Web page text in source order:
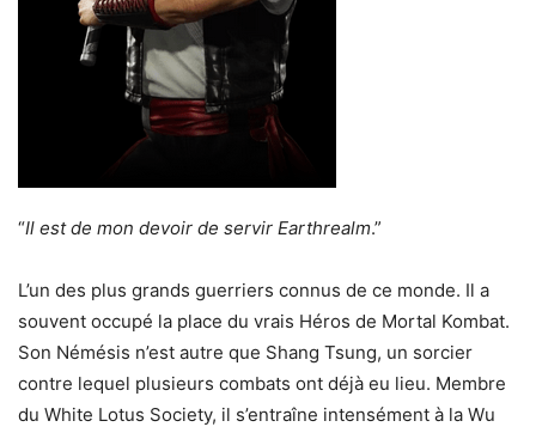
“Il est de mon devoir de servir Earthrealm.”
L’un des plus grands guerriers connus de ce monde. Il a
souvent occupé la place du vrais Héros de Mortal Kombat.
Son Némésis n’est autre que Shang Tsung, un sorcier
contre lequel plusieurs combats ont déjà eu lieu. Membre
du White Lotus Society, il s’entraîne intensément à la Wu